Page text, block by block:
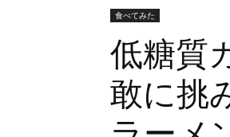
食べてみた
低糖質
敢に挑